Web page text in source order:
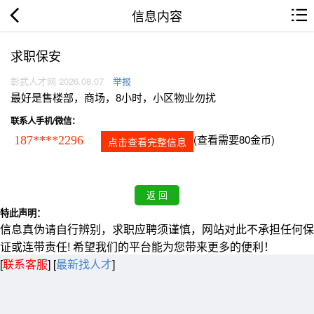
信息内容
求职保安
彰武人才网 2026.08.07 举报
最好是售楼部，商场，8小时，小区物业勿扰
联系人手机/微信：
187****2296 点击查看完整信息 (查看需要80金币)
特此声明：
信息真伪请自行辨别，求职应聘须谨慎，网站对此不承担任何保
证或连带责任! 希望我们的平台能为您带来更多的便利！
[联系客服] [最新找人才]